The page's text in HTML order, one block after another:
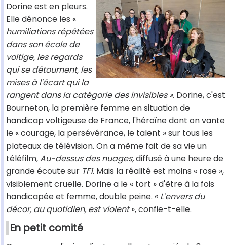
Dorine est en pleurs.
Elle dénonce les «
humiliations répétées
dans son école de
voltige, les regards
qui se détournent, les
mises à l'écart qui la
rangent dans la catégorie des invisibles ». Dorine, c'est
Bourneton, la première femme en situation de
handicap voltigeuse de France, l'héroïne dont on vante
le « courage, la persévérance, le talent » sur tous les
plateaux de télévision. On a même fait de sa vie un
téléfilm,Au-dessus des nuages,diffusé à une heure de
grande écoute sur TF1. Mais la réalité est moins « rose »,
visiblement cruelle. Dorine a le « tort » d'être à la fois
handicapée et femme, double peine. « L'envers du
décor, au quotidien, est violent», confie-t-elle.
En petit comité